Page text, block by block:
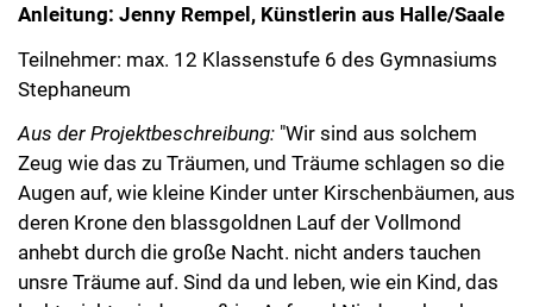
Anleitung: Jenny Rempel, Künstlerin aus Halle/Saale
Teilnehmer: max. 12 Klassenstufe 6 des Gymnasiums
Stephaneum
Aus der Projektbeschreibung: "Wir sind aus solchem
Zeug wie das zu Träumen, und Träume schlagen so die
Augen auf, wie kleine Kinder unter Kirschenbäumen, aus
deren Krone den blassgoldnen Lauf der Vollmond
anhebt durch die große Nacht. nicht anders tauchen
unsre Träume auf. Sind da und leben, wie ein Kind, das